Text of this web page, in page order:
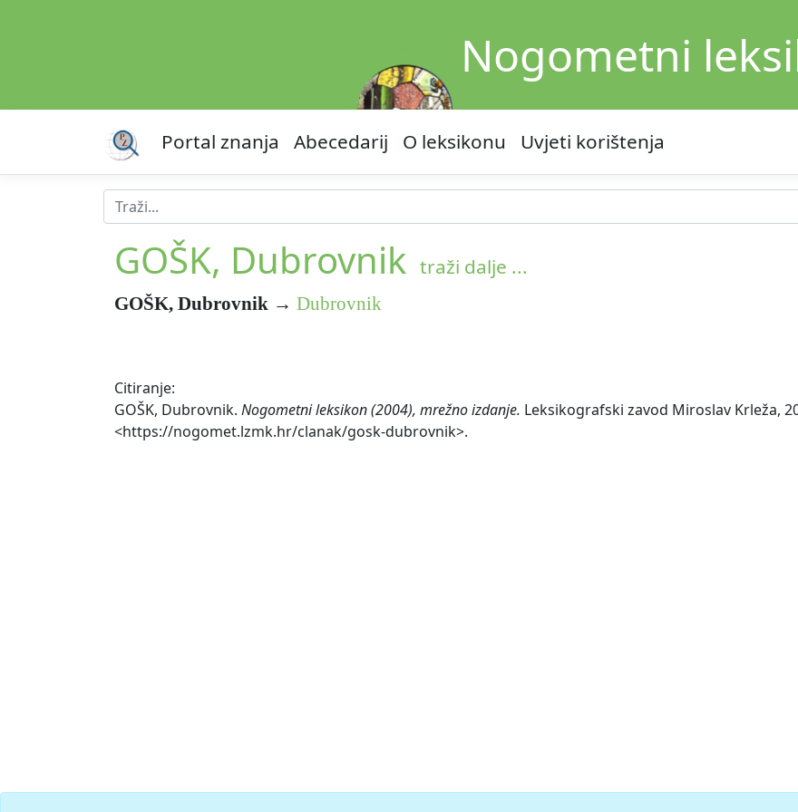
Nogometni
Portal znanja Abecedarij O leksikonu Uvjeti korištenja
GOŠK, Dubrovnik traži dalje ...
GOŠK, Dubrovnik → Dubrovnik
Citiranje:
GOŠK, Dubrovnik. Nogometni leksikon (2004), mrežno izdanje. Leksikografski zavod Miroslav Krleža,
<https://nogomet.lzmk.hr/clanak/gosk-dubrovnik>.